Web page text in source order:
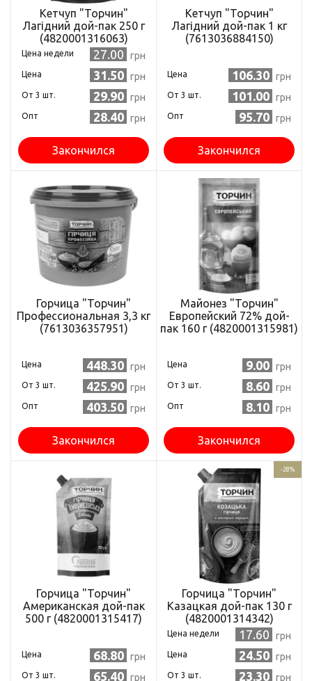
Кетчуп "Торчин"
Лагідний дой-пак 250 г
(4820001316063)
Цена недели 27.00 грн
Цена 31.50 грн
Oт 3 шт. 29.90 грн
Опт 28.40 грн
Закончился
Кетчуп "Торчин"
Лагідний дой-пак 1 кг
(7613036884150)
Цена 106.30 грн
Oт 3 шт. 101.00 грн
Опт 95.70 грн
Закончился
Горчица "Торчин"
Профессиональная 3,3 кг
(7613036357951)
Цена 448.30 грн
Oт 3 шт. 425.90 грн
Опт 403.50 грн
Закончился
Майонез "Торчин"
Европейский 72% дой-
пак 160 г (4820001315981)
Цена 9.00 грн
Oт 3 шт. 8.60 грн
Опт 8.10 грн
Закончился
Горчица "Торчин"
Американская дой-пак
500 г (4820001315417)
Цена 68.80 грн
Oт 3 шт. 65.40 грн
-28%
Горчица "Торчин"
Казацкая дой-пак 130 г
(4820001314342)
Цена недели 17.60 грн
Цена 24.50 грн
Oт 3 шт. 23.30 грн